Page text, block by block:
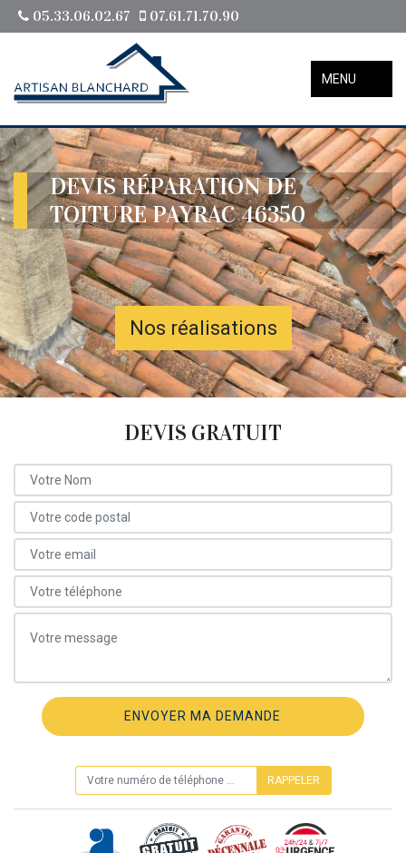
05.33.06.02.67 07.61.71.70.90
MENU
DEVIS RÉPARATION DE
TOITURE PAYRAC 46350
Nos réalisations
DEVIS GRATUIT